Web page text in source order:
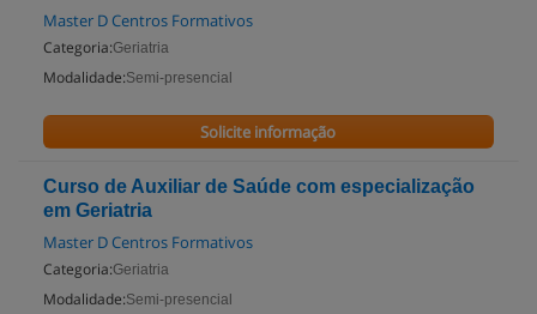
Master D Centros Formativos
Categoria:Geriatria
Modalidade:Semi-presencial
Solicite informação
Curso de Auxiliar de Saúde com especialização
em Geriatria
Master D Centros Formativos
Categoria:Geriatria
Modalidade:Semi-presencial